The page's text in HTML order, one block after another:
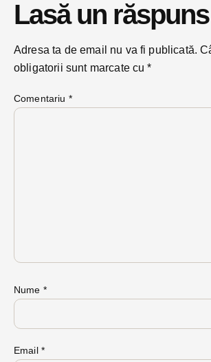
Lasă un răspuns
Adresa ta de email nu va fi publicată.
obligatorii sunt marcate cu*
Comentariu *
Nume *
Email *